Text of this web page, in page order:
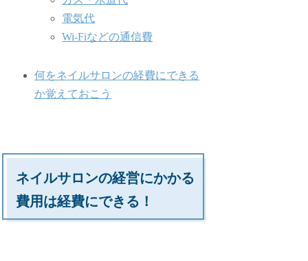
電気代
Wi-Fiなどの通信費
何をネイルサロンの経費にできる
か覚えておこう
ネイルサロンの経営にかかる
費用は経費にできる！